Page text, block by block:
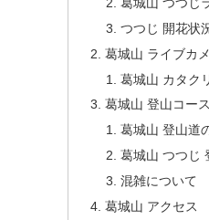
つつじ 開花状
葛城山 ライブカ
葛城山 カタク
葛城山 登山コース
葛城山 登山道
葛城山 つつじ
混雑について
葛城山 アクセス